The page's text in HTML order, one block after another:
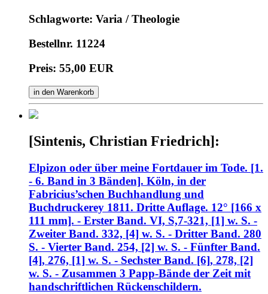
Schlagworte: Varia / Theologie
Bestellnr. 11224
Preis: 55,00 EUR
in den Warenkorb
[Sintenis, Christian Friedrich]:
Elpizon oder über meine Fortdauer im Tode. [1.
- 6. Band in 3 Bänden]. Köln, in der
Fabricius’schen Buchhandlung und
Buchdruckerey 1811. Dritte Auflage. 12° [166 x
111 mm]. - Erster Band. VI, S,7-321, [1] w. S. -
Zweiter Band. 332, [4] w. S. - Dritter Band. 280
S. - Vierter Band. 254, [2] w. S. - Fünfter Band.
[4], 276, [1] w. S. - Sechster Band. [6], 278, [2]
w. S. - Zusammen 3 Papp-Bände der Zeit mit
handschriftlichen Rückenschildern.